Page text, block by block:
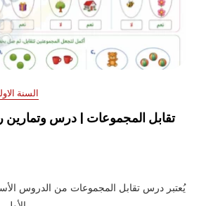
السنة
تقابل المجموعات | درس وتمارين
يُعتبر درس تقابل المجموعات من الدروس